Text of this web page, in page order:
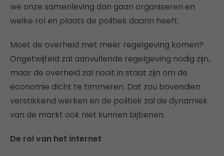
we onze samenleving dan gaan organiseren en
welke rol en plaats de politiek daarin heeft.
Moet de overheid met meer regelgeving komen?
Ongetwijfeld zal aanvullende regelgeving nodig zijn,
maar de overheid zal nooit in staat zijn om de
economie dicht te timmeren. Dat zou bovendien
verstikkend werken en de politiek zal de dynamiek
van de markt ook niet kunnen bijbenen.
De rol van het internet